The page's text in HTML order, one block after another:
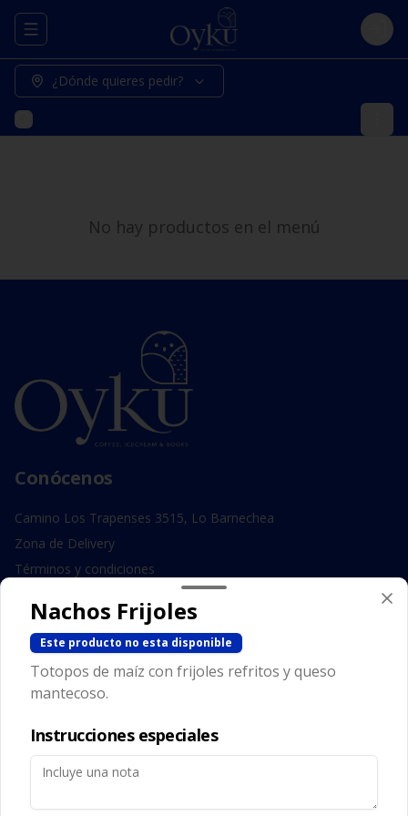
Abrir menu de navegación Login
¿Dónde quieres pedir?
No hay productos en el menú
Conócenos
Camino Los Trapenses 3515, Lo Barnechea
Zona de Delivery
Términos y condiciones
Redes sociales
Instagram
Facebook
Mi cuenta
Nachos Frijoles
Este producto no esta disponible
Totopos de maíz con frijoles refritos y queso
mantecoso.
Instrucciones especiales